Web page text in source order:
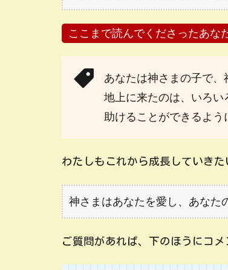
ここまで読んでくださったあな
あなたは神さまの子で、
地上に来たのは、いろ
助けることができるよう
わたしもこれから成長していき
神さまはあなたを愛し、あなた
ご質問があれば、下のほうにコ